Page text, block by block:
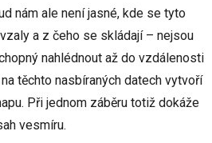
nám ale není jasné, kde se tyto
a z čeho se skládají – nejsou
nahlédnout až do vzdálenosti
těchto nasbíraných datech vytvoří
Při jednom záběru totiž dokáže
vesmíru.